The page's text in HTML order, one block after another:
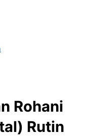
Rohani
Rutin